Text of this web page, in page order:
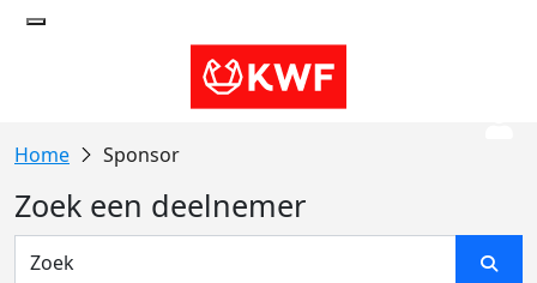
Sponsor
Zoek een deelnemer